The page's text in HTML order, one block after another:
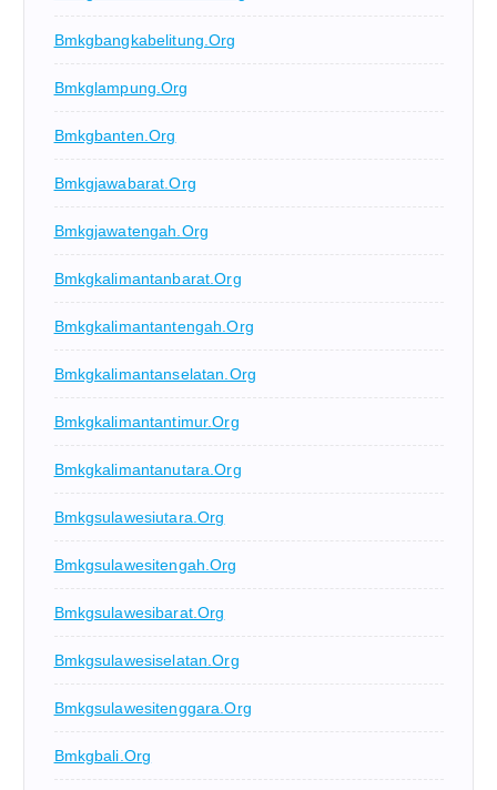
Bmkgbangkabelitung.org
Bmkglampung.org
Bmkgbanten.org
Bmkgjawabarat.org
Bmkgjawatengah.org
Bmkgkalimantanbarat.org
Bmkgkalimantantengah.org
Bmkgkalimantanselatan.org
Bmkgkalimantantimur.org
Bmkgkalimantanutara.org
Bmkgsulawesiutara.org
Bmkgsulawesitengah.org
Bmkgsulawesibarat.org
Bmkgsulawesiselatan.org
Bmkgsulawesitenggara.org
Bmkgbali.org